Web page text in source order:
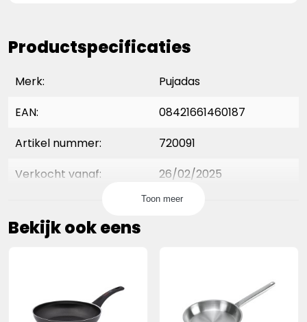
Productspecificaties
Merk:
Pujadas
EAN:
08421661460187
Artikel nummer:
720091
Verkocht vanaf:
26/02/2025
4,0 cm
diameter product:
lengte verpakking:
Toon meer
Bekijk ook eens